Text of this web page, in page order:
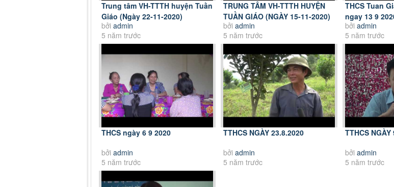
Trung tâm VH-TTTH huyện Tuần
Giáo (Ngày 22-11-2020)
bởi admin
5 năm trước
TRUNG TÂM VH-TTTH HUYỆN
TUẦN GIÁO (NGÀY 15-11-2020)
bởi admin
5 năm trước
THCS Tuan
ngay 13 9
bởi admin
5 năm trước
THCS ngày 6 9 2020
bởi admin
5 năm trước
TTHCS NGÀY 23.8.2020
bởi admin
5 năm trước
TTHCS NGÀY
bởi admin
5 năm trước